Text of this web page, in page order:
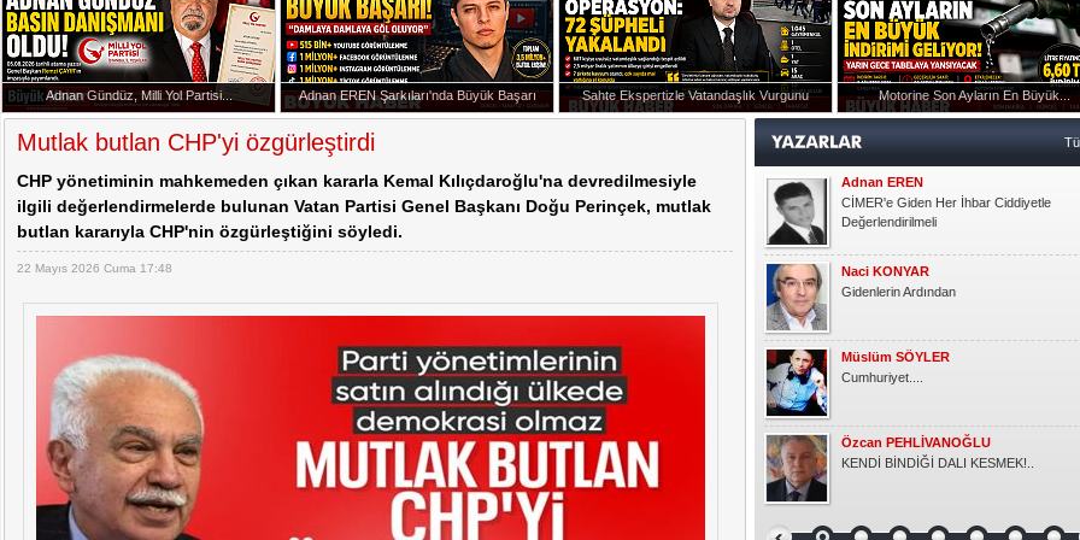
Cem Küçük Soruşturmasında Yeni İddialar
Başkan Erdoğan Anıtkabir'de
20:07 -Adnan Gündüz, Milli Yol Partisi Basın Danışmanlığı Görevine Atandı
Adnan Gündüz, Milli Yol Partisi... Adnan EREN Şarkıları'nda Büyük Başarı Sahte Ekspertizle Vatandaşlık Vurgunu Motorine Son Ayların En Büyük...
Mutlak butlan CHP'yi özgürleştirdi
CHP yönetiminin mahkemeden çıkan kararla Kemal Kılıçdaroğlu'na devredilmesiyle
ilgili değerlendirmelerde bulunan Vatan Partisi Genel Başkanı Doğu Perinçek, mutlak
butlan kararıyla CHP'nin özgürleştiğini söyledi.
22 Mayıs 2026 Cuma 17:48
Müslüm SÖYLER
Cumhuriyet....
Özcan PEHLİVANOĞLU
Okşan Yücel
Ruh Eşinden
Semra KAYGUN
Gönlüm
Gündoğdu YILDIRIM
HER ÇOCUK ÖZELDİR!
Kasım KOÇAK
YARIM ELMA